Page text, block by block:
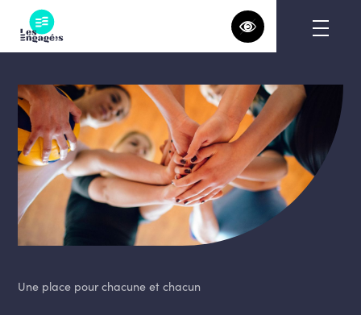
content
Une place pour chacune et chacun